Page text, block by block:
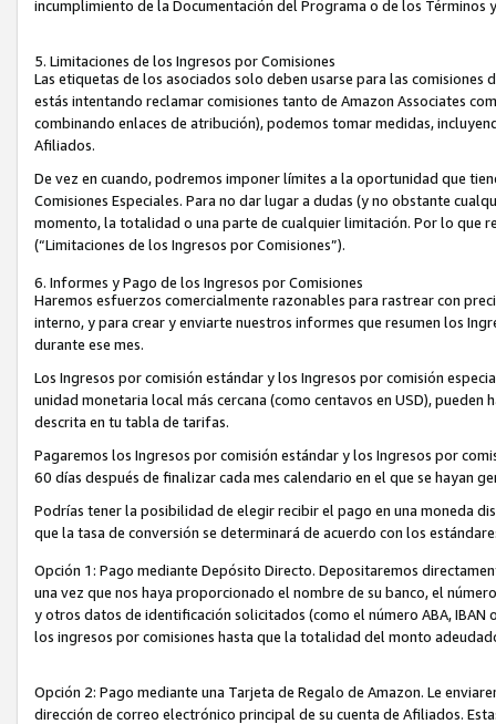
incumplimiento de la Documentación del Programa o de los Términos
5. Limitaciones de los Ingresos por Comisiones
Las etiquetas de los asociados solo deben usarse para las
estás intentando reclamar comisiones tanto de Amazon Associates
combinando enlaces de atribución), podemos tomar medidas,
Afiliados.
De vez en cuando, podremos imponer límites a la oportunidad que
Comisiones Especiales. Para no dar lugar a dudas (y no obstante
momento, la totalidad o una parte de cualquier limitación. Por lo que
(“Limitaciones de los Ingresos por Comisiones”).
6. Informes y Pago de los Ingresos por Comisiones
Haremos esfuerzos comercialmente razonables para rastrear con
interno, y para crear y enviarte nuestros informes que resumen los
durante ese mes.
Los Ingresos por comisión estándar y los Ingresos por comisión
unidad monetaria local más cercana (como centavos en USD),
descrita en tu tabla de tarifas.
Pagaremos los Ingresos por comisión estándar y los Ingresos por
60 días después de finalizar cada mes calendario en el que se hayan
Podrías tener la posibilidad de elegir recibir el pago en una moneda
que la tasa de conversión se determinará de acuerdo con los
Opción 1: Pago mediante Depósito Directo. Depositaremos
una vez que nos haya proporcionado el nombre de su banco, el
y otros datos de identificación solicitados (como el número ABA,
los ingresos por comisiones hasta que la totalidad del monto
Opción 2: Pago mediante una Tarjeta de Regalo de Amazon. Le
dirección de correo electrónico principal de su cuenta de Afiliados.